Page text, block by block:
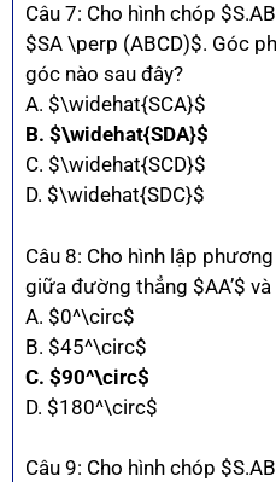
Câu 7: Cho hình chóp
$SA \perp (ABCD)$. Góc
góc nào sau đây?
A. $\widehat{SCA}$
B. $\widehat{SDA}$
C. $\widehat{SCD}$
D. $\widehat{SDC}$
Câu 8: Cho hình lập phương
giữa đường thẳng $AA’$
A. $0^\circ$
B. $45^\circ$
C. $90^\circ$
D. $180^\circ$
Câu 9: Cho hình chóp